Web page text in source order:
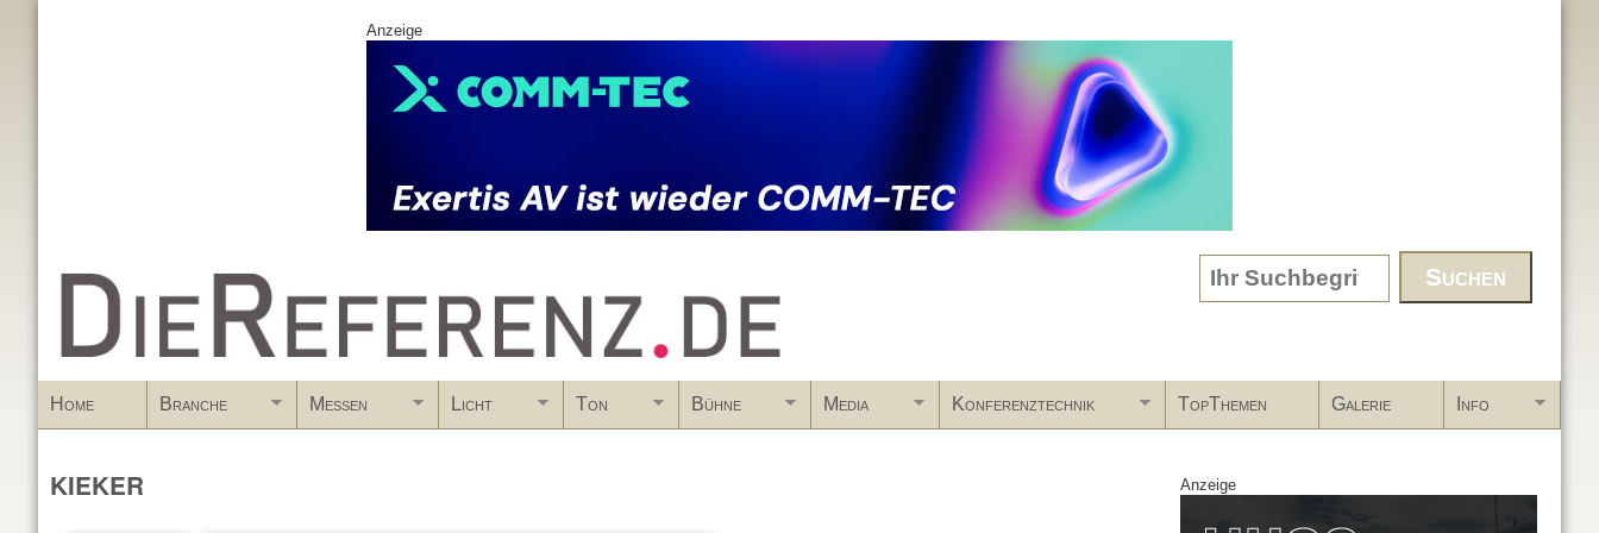
Anzeige
www.DieReferenz.de Search form
Home Branche Messen Licht Ton Bühne Media Konferenztechnik TopThemen Galerie Info
KIEKER Anzeige